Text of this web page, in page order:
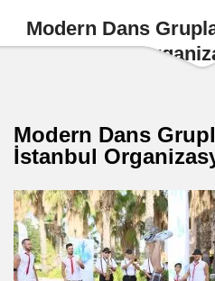
Modern Dans
Modern Dans
İstanbul